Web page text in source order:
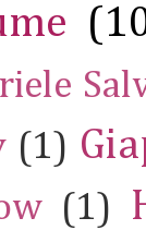
(1)
(1)